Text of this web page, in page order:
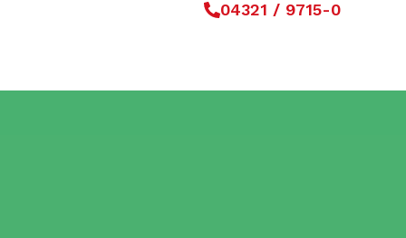
04321 / 9715-0
Schaden melden